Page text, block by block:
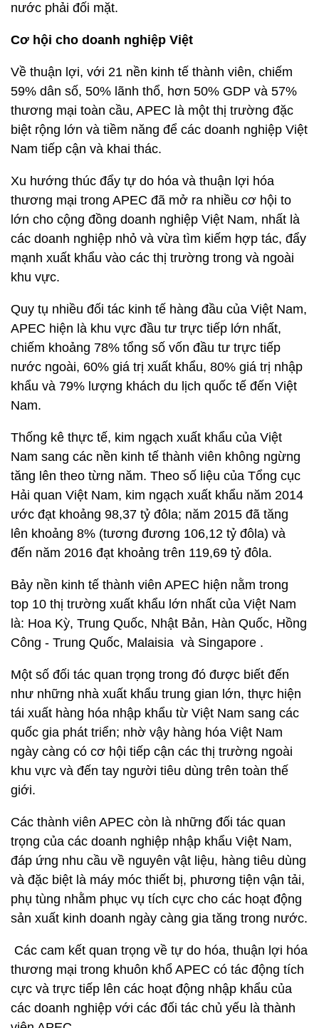
nước phải đối mặt.
Cơ hội cho doanh nghiệp Việt
Về thuận lợi, với 21 nền kinh tế thành viên, chiếm
59% dân số, 50% lãnh thổ, hơn 50% GDP và 57%
thương mại toàn cầu, APEC là một thị trường đặc
biệt rộng lớn và tiềm năng để các doanh nghiệp Việt
Nam tiếp cận và khai thác.
Xu hướng thúc đẩy tự do hóa và thuận lợi hóa
thương mại trong APEC đã mở ra nhiều cơ hội to
lớn cho cộng đồng doanh nghiệp Việt Nam, nhất là
các doanh nghiệp nhỏ và vừa tìm kiếm hợp tác, đẩy
mạnh xuất khẩu vào các thị trường trong và ngoài
khu vực.
Quy tụ nhiều đối tác kinh tế hàng đầu của Việt Nam,
APEC hiện là khu vực đầu tư trực tiếp lớn nhất,
chiếm khoảng 78% tổng số vốn đầu tư trực tiếp
nước ngoài, 60% giá trị xuất khẩu, 80% giá trị nhập
khẩu và 79% lượng khách du lịch quốc tế đến Việt
Nam.
Thống kê thực tế, kim ngạch xuất khẩu của Việt
Nam sang các nền kinh tế thành viên không ngừng
tăng lên theo từng năm. Theo số liệu của Tổng cục
Hải quan Việt Nam, kim ngạch xuất khẩu năm 2014
ước đạt khoảng 98,37 tỷ đôla; năm 2015 đã tăng
lên khoảng 8% (tương đương 106,12 tỷ đôla) và
đến năm 2016 đạt khoảng trên 119,69 tỷ đôla.
Bảy nền kinh tế thành viên APEC hiện nằm trong
top 10 thị trường xuất khẩu lớn nhất của Việt Nam
là: Hoa Kỳ, Trung Quốc, Nhật Bản, Hàn Quốc, Hồng
Công - Trung Quốc, Malaisia và Singapore .
Một số đối tác quan trọng trong đó được biết đến
như những nhà xuất khẩu trung gian lớn, thực hiện
tái xuất hàng hóa nhập khẩu từ Việt Nam sang các
quốc gia phát triển; nhờ vậy hàng hóa Việt Nam
ngày càng có cơ hội tiếp cận các thị trường ngoài
khu vực và đến tay người tiêu dùng trên toàn thế
giới.
Các thành viên APEC còn là những đối tác quan
trọng của các doanh nghiệp nhập khẩu Việt Nam,
đáp ứng nhu cầu về nguyên vật liệu, hàng tiêu dùng
và đặc biệt là máy móc thiết bị, phương tiện vận tải,
phụ tùng nhằm phục vụ tích cực cho các hoạt động
sản xuất kinh doanh ngày càng gia tăng trong nước.
Các cam kết quan trọng về tự do hóa, thuận lợi hóa
thương mại trong khuôn khổ APEC có tác động tích
cực và trực tiếp lên các hoạt động nhập khẩu của
các doanh nghiệp với các đối tác chủ yếu là thành